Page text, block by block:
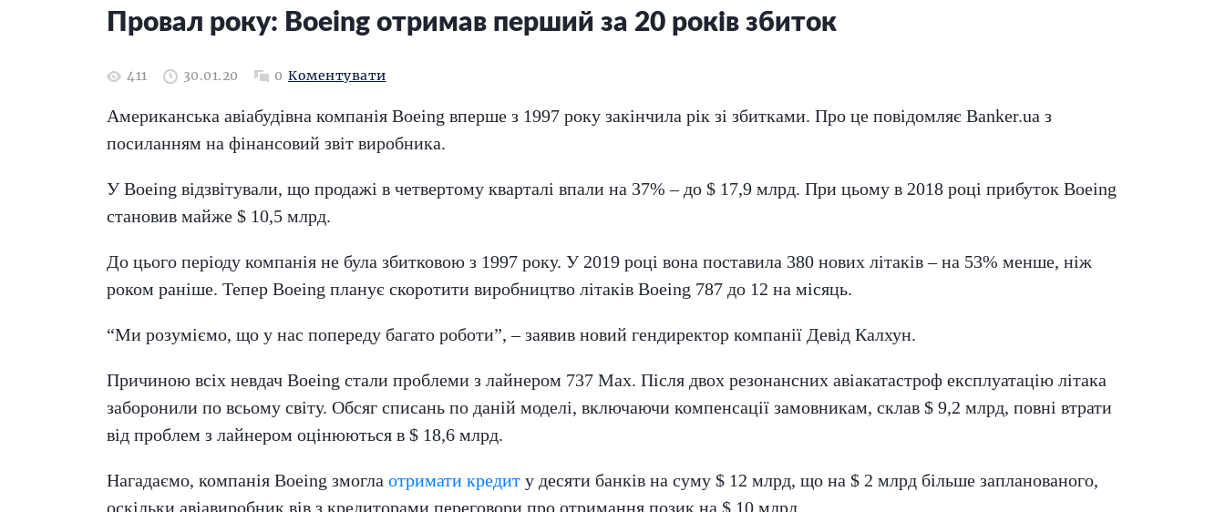
Провал року: Boeing отримав перший за 20 років збиток
411 30.01.20 0 Коментувати
Американська авіабудівна компанія Boeing вперше з 1997 року закінчила рік зі збитками. Про це повідомляє Banker.ua з
посиланням на фінансовий звіт виробника.
У Boeing відзвітували, що продажі в четвертому кварталі впали на 37% – до $ 17,9 млрд. При цьому в 2018 році прибуток Boeing
становив майже $ 10,5 млрд.
До цього періоду компанія не була збитковою з 1997 року. У 2019 році вона поставила 380 нових літаків – на 53% менше, ніж
роком раніше. Тепер Boeing планує скоротити виробництво літаків Boeing 787 до 12 на місяць.
“Ми розуміємо, що у нас попереду багато роботи”, – заявив новий гендиректор компанії Девід Калхун.
Причиною всіх невдач Boeing стали проблеми з лайнером 737 Max. Після двох резонансних авіакатастроф експлуатацію літака
заборонили по всьому світу. Обсяг списань по даній моделі, включаючи компенсації замовникам, склав $ 9,2 млрд, повні втрати
від проблем з лайнером оцінюються в $ 18,6 млрд.
Нагадаємо, компанія Boeing змогла отримати кредит у десяти банків на суму $ 12 млрд, що на $ 2 млрд більше запланованого,
оскільки авіавиробник вів з кредиторами переговори про отримання позик на $ 10 млрд.